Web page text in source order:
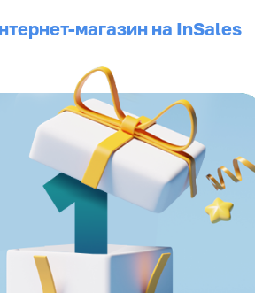
магазин на InSales